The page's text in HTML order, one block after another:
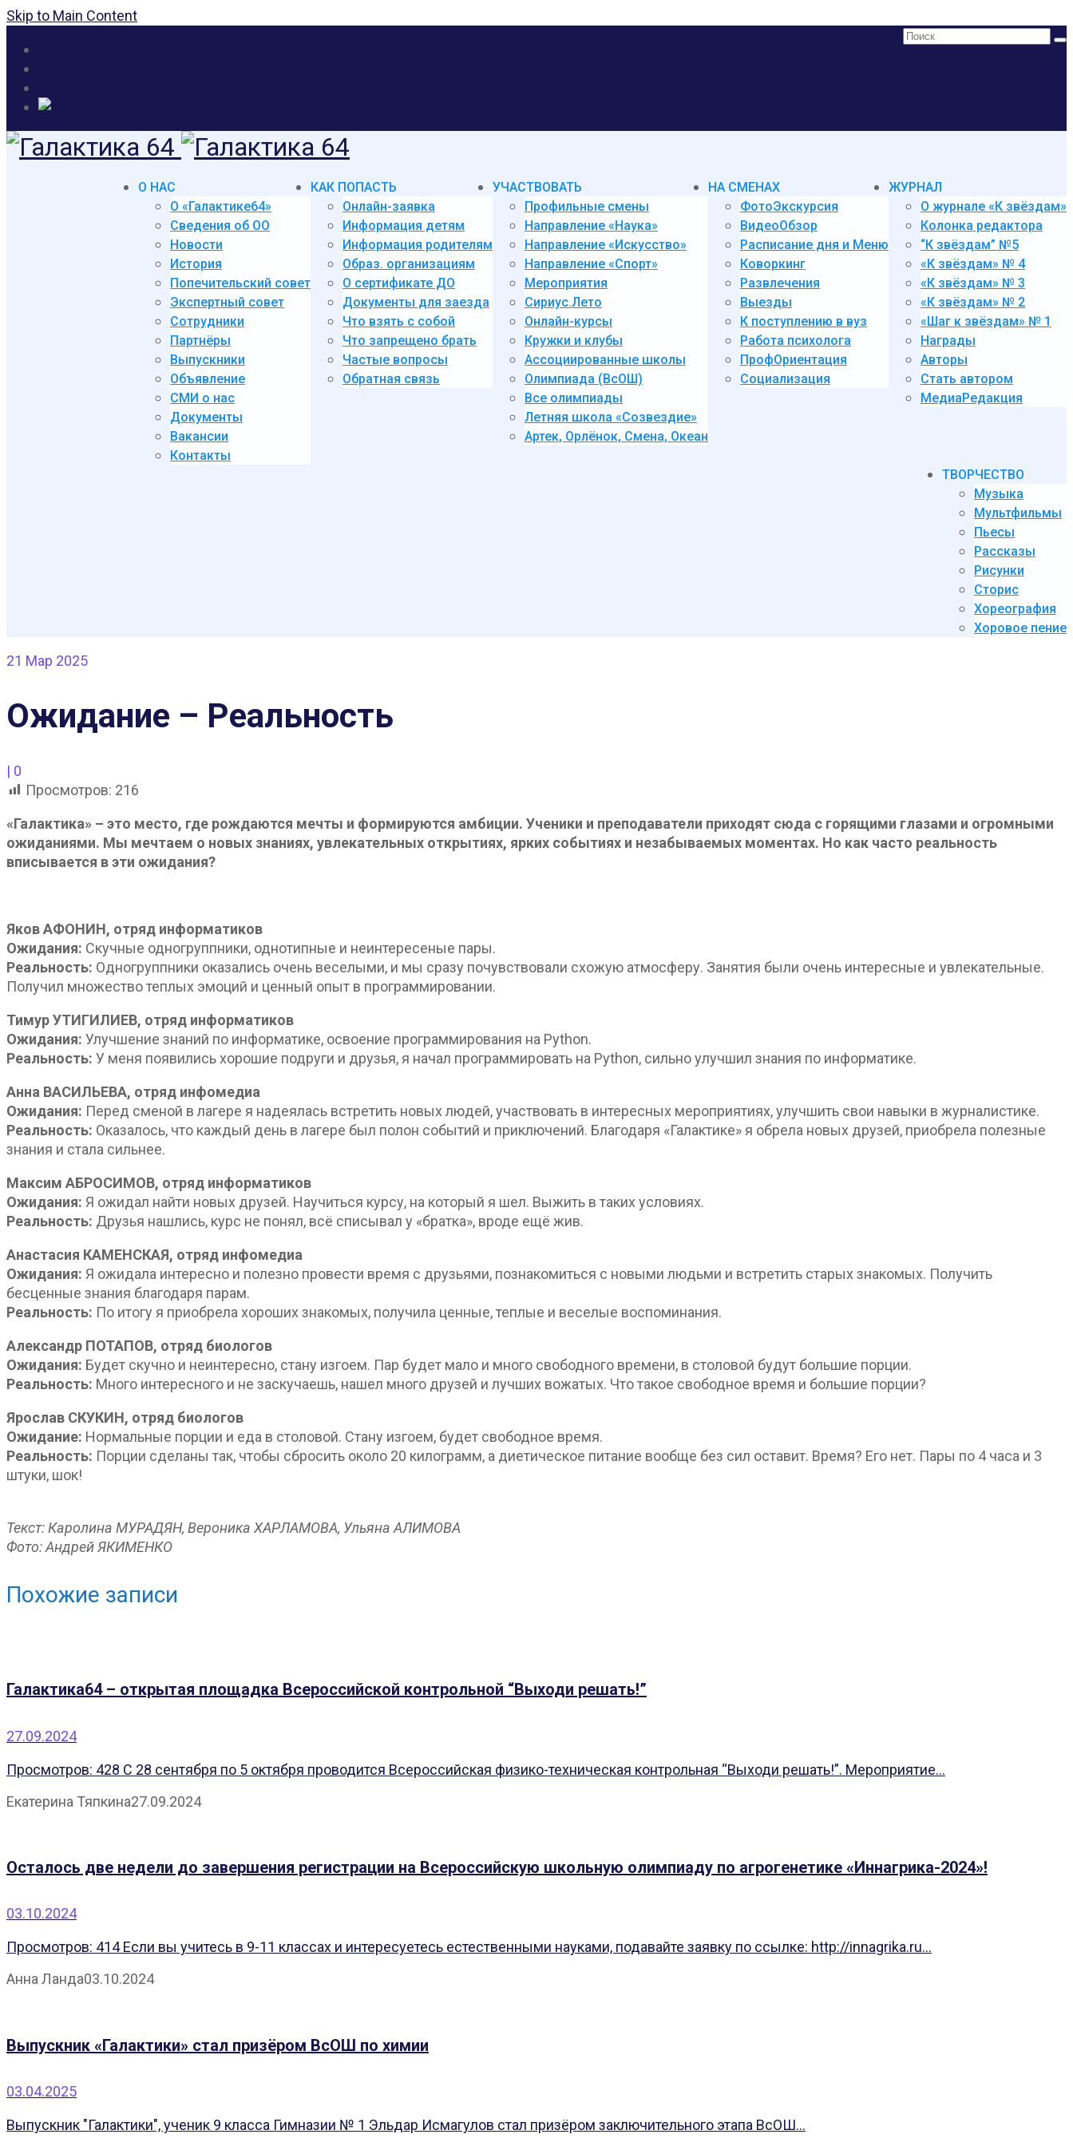
Skip to Main Content
Поиск:
О НАС
О «Галактике64»
Сведения об ОО
Новости
История
Попечительский совет
Экспертный совет
Сотрудники
Партнёры
Выпускники
Объявление
СМИ о нас
Документы
Вакансии
Контакты
КАК ПОПАСТЬ
Онлайн-заявка
Информация детям
Информация родителям
Образ. организациям
О сертификате ДО
Документы для заезда
Что взять с собой
Что запрещено брать
Частые вопросы
Обратная связь
УЧАСТВОВАТЬ
Профильные смены
Направление «Наука»
Направление «Искусство»
Направление «Спорт»
Мероприятия
Сириус.Лето
Онлайн-курсы
Кружки и клубы
Ассоциированные школы
Олимпиада (ВсОШ)
Все олимпиады
Летняя школа «Созвездие»
Артек, Орлёнок, Смена, Океан
НА СМЕНАХ
ФотоЭкскурсия
ВидеоОбзор
Расписание дня и Меню
Коворкинг
Развлечения
Выезды
К поступлению в вуз
Работа психолога
ПрофОриентация
Социализация
ЖУРНАЛ
О журнале «К звёздам»
Колонка редактора
“К звёздам” №5
«К звёздам» № 4
«К звёздам» № 3
«К звёздам» № 2
«Шаг к звёздам» № 1
Награды
Авторы
Стать автором
МедиаРедакция
ТВОРЧЕСТВО
Музыка
Мультфильмы
Пьесы
Рассказы
Рисунки
Сторис
Хореография
Хоровое пение
21 Мар 2025
Ожидание – Реальность
| 0
Просмотров: 216
«Галактика» – это место, где рождаются мечты и формируются амбиции. Ученики и преподаватели приходят сюда с горящими глазами и огромными
ожиданиями. Мы мечтаем о новых знаниях, увлекательных открытиях, ярких событиях и незабываемых моментах. Но как часто реальность
вписывается в эти ожидания?
Яков АФОНИН, отряд информатиков
Ожидания: Скучные одногруппники, однотипные и неинтересеные пары.
Реальность: Одногруппники оказались очень веселыми, и мы сразу почувствовали схожую атмосферу. Занятия были очень интересные и увлекательные.
Получил множество теплых эмоций и ценный опыт в программировании.
Тимур УТИГИЛИЕВ, отряд информатиков
Ожидания: Улучшение знаний по информатике, освоение программирования на Python.
Реальность: У меня появились хорошие подруги и друзья, я начал программировать на Python, сильно улучшил знания по информатике.
Анна ВАСИЛЬЕВА, отряд инфомедиа
Ожидания: Перед сменой в лагере я надеялась встретить новых людей, участвовать в интересных мероприятиях, улучшить свои навыки в журналистике.
Реальность: Оказалось, что каждый день в лагере был полон событий и приключений. Благодаря «Галактике» я обрела новых друзей, приобрела полезные
знания и стала сильнее.
Максим АБРОСИМОВ, отряд информатиков
Ожидания: Я ожидал найти новых друзей. Научиться курсу, на который я шел. Выжить в таких условиях.
Реальность: Друзья нашлись, курс не понял, всё списывал у «братка», вроде ещё жив.
Анастасия КАМЕНСКАЯ, отряд инфомедиа
Ожидания: Я ожидала интересно и полезно провести время с друзьями, познакомиться с новыми людьми и встретить старых знакомых. Получить
бесценные знания благодаря парам.
Реальность: По итогу я приобрела хороших знакомых, получила ценные, теплые и веселые воспоминания.
Александр ПОТАПОВ, отряд биологов
Ожидания: Будет скучно и неинтересно, стану изгоем. Пар будет мало и много свободного времени, в столовой будут большие порции.
Реальность: Много интересного и не заскучаешь, нашел много друзей и лучших вожатых. Что такое свободное время и большие порции?
Ярослав СКУКИН, отряд биологов
Ожидание: Нормальные порции и еда в столовой. Стану изгоем, будет свободное время.
Реальность: Порции сделаны так, чтобы сбросить около 20 килограмм, а диетическое питание вообще без сил оставит. Время? Его нет. Пары по 4 часа и 3
штуки, шок!
Текст: Каролина МУРАДЯН, Вероника ХАРЛАМОВА, Ульяна АЛИМОВА
Фото: Андрей ЯКИМЕНКО
Похожие записи
Галактика64 – открытая площадка Всероссийской контрольной “Выходи решать!”
27.09.2024
Просмотров: 428 С 28 сентября по 5 октября проводится Всероссийская физико-техническая контрольная “Выходи решать!”. Мероприятие...
Екатерина Тяпкина27.09.2024
Осталось две недели до завершения регистрации на Всероссийскую школьную олимпиаду по агрогенетике «Иннагрика-2024»!
03.10.2024
Просмотров: 414 Если вы учитесь в 9-11 классах и интересуетесь естественными науками, подавайте заявку по ссылке: http://innagrika.ru...
Анна Ланда03.10.2024
Выпускник «Галактики» стал призёром ВсОШ по химии
03.04.2025
Выпускник "Галактики", ученик 9 класса Гимназии № 1 Эльдар Исмагулов стал призёром заключительного этапа ВсОШ...